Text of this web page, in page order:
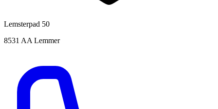
Lemsterpad 50
8531 AA Lemmer